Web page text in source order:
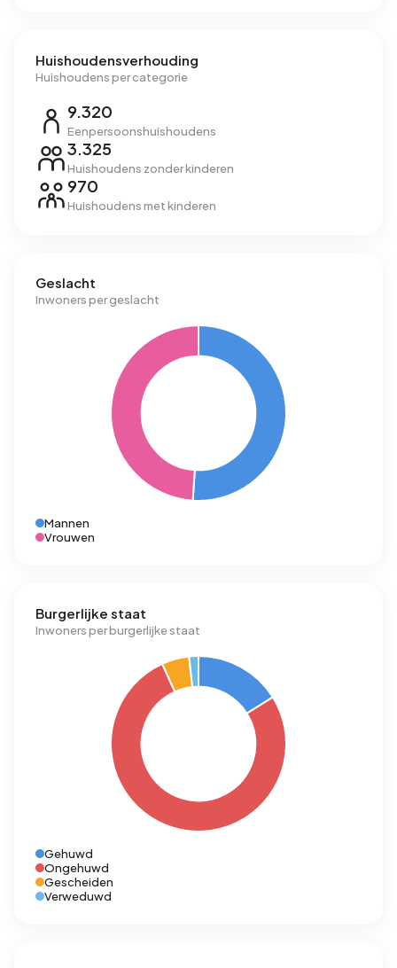
Huishoudensverhouding
Huishoudens per categorie
9.320
Eenpersoonshuishoudens
3.325
Huishoudens zonder kinderen
970
Huishoudens met kinderen
Geslacht
Inwoners per geslacht
Mannen
Vrouwen
Burgerlijke staat
Inwoners per burgerlijke staat
Gehuwd
Ongehuwd
Gescheiden
Verweduwd